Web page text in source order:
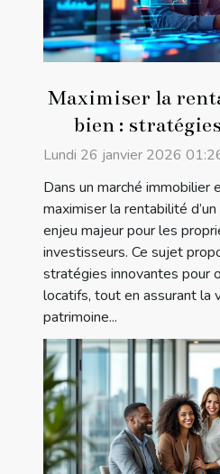
Maximiser la
bien :
Lundi 26 janvier 2026
Dans un marché immobilier
maximiser la rentabilité
enjeu majeur pour les
investisseurs. Ce sujet
stratégies innovantes pour
locatifs, tout en assurant la
patrimoine...